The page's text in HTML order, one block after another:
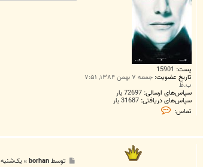
پست: 15901
تاریخ عضویت: جمعه ۷ بهمن ۱۳۸۴, ۷:۵۱
ب.ظ
سپاس‌های ارسالی: 72697 بار
سپاس‌های دریافتی: 31687 بار
تماس:
ت
M
توسطborhan
» یک‌شنبه ۴ شهریور ۱۳۸۶, ۲:۰۸ ق.ظ